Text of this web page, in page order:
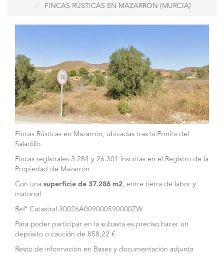
FINCAS RÚSTICAS EN MAZARRÓN (MURCIA)
Fincas Rústicas en Mazarrón, ubicadas tras la Ermita del
Saladillo
Fincas registrales 3.284 y 26.301 inscritas en el Registro de la
Propiedad de Mazarrón
Con una superficie de 37.286 m2, entre tierra de labor y
matorral
Refª Catastral 30026A009000590000ZW
Para poder participar en la subasta es preciso hacer un
depósito o caución de 858,22 €
Resto de información en Bases y documentación adjunta